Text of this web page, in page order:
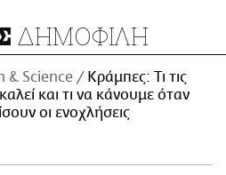
ΔΗΜΟΦΙΛΗ
& Science
Κράμπες: Τι τις
και τι να κάνουμε όταν
οι ενοχλήσεις